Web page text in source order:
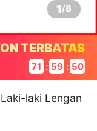
1/8
TERBATAS
71 : 59 : 50
laki Lengan